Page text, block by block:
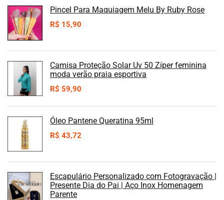
Pincel Para Maquiagem Melu By Ruby Rose
R$ 15,90
Camisa Proteção Solar Uv 50 Zíper feminina
moda verão praia esportiva
R$ 59,90
Óleo Pantene Queratina 95ml
R$ 43,72
Escapulário Personalizado com Fotogravação |
Presente Dia do Pai | Aço Inox Homenagem
Parente